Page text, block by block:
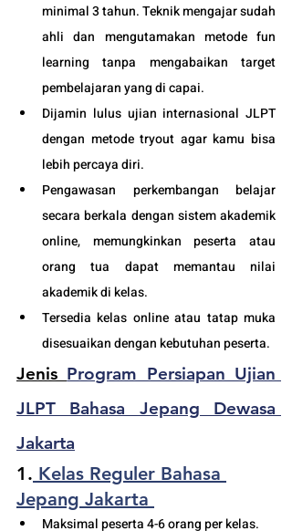
minimal 3 tahun. Teknik mengajar sudah
ahli dan mengutamakan metode fun
learning tanpa mengabaikan target
pembelajaran yang di capai.
Dijamin lulus ujian internasional JLPT
dengan metode tryout agar kamu bisa
lebih percaya diri.
Pengawasan perkembangan belajar
secara berkala dengan sistem akademik
online, memungkinkan peserta atau
orang tua dapat memantau nilai
akademik di kelas.
Tersedia kelas online atau tatap muka
disesuaikan dengan kebutuhan peserta.
Jenis Program Persiapan Ujian
JLPT Bahasa Jepang Dewasa
Jakarta
1. Kelas Reguler Bahasa
Jepang Jakarta
Maksimal peserta 4-6 orang per kelas.